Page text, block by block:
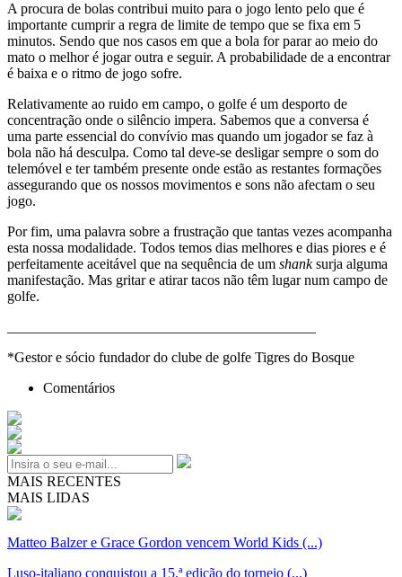
A procura de bolas contribui muito para o jogo lento pelo que é
importante cumprir a regra de limite de tempo que se fixa em 5
minutos. Sendo que nos casos em que a bola for parar ao meio do
mato o melhor é jogar outra e seguir. A probabilidade de a encontrar
é baixa e o ritmo de jogo sofre.
Relativamente ao ruido em campo, o golfe é um desporto de
concentração onde o silêncio impera. Sabemos que a conversa é
uma parte essencial do convívio mas quando um jogador se faz à
bola não há desculpa. Como tal deve-se desligar sempre o som do
telemóvel e ter também presente onde estão as restantes formações
assegurando que os nossos movimentos e sons não afectam o seu
jogo.
Por fim, uma palavra sobre a frustração que tantas vezes acompanha
esta nossa modalidade. Todos temos dias melhores e dias piores e é
perfeitamente aceitável que na sequência de um shanksurja alguma
manifestação. Mas gritar e atirar tacos não têm lugar num campo de
golfe.
*Gestor e sócio fundador do clube de golfe Tigres do Bosque
Comentários
MAIS RECENTES
MAIS LIDAS
Matteo Balzer e Grace Gordon vencem World Kids (...)
Luso-italiano conquistou a 15.ª edição do torneio (...)